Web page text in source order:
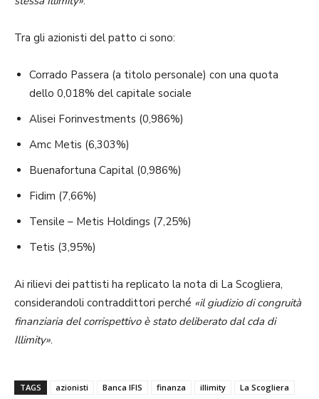
Tra gli azionisti del patto ci sono:
Corrado Passera (a titolo personale) con una quota
dello 0,018% del capitale sociale
Alisei Forinvestments (0,986%)
Amc Metis (6,303%)
Buenafortuna Capital (0,986%)
Fidim (7,66%)
Tensile – Metis Holdings (7,25%)
Tetis (3,95%)
Ai rilievi dei pattisti ha replicato la nota di La Scogliera,
considerandoli contraddittori perché «il giudizio di congruità
finanziaria del corrispettivo è stato deliberato dal cda di
Illimity».
TAGS azionisti Banca IFIS finanza illimity La Scogliera